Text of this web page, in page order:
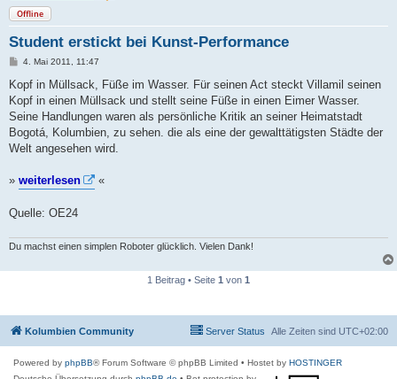
Offline
Student erstickt bei Kunst-Performance
B
i
r
a
4. Mai 2011, 11:47
Kopf in Müllsack, Füße im Wasser. Für seinen Act steckt Villamil seinen
Kopf in einen Müllsack und stellt seine Füße in einen Eimer Wasser.
Seine Handlungen waren als persönliche Kritik an seiner Heimatstadt
Bogotá, Kolumbien, zu sehen. die als eine der gewalttätigsten Städte der
Welt angesehen wird.
» weiterlesen «
Quelle: OE24
Du machst einen simplen Roboter glücklich. Vielen Dank!
1 Beitrag • Seite 1 von 1
Kolumbien Community Alle Zeiten sind UTC+02:00
Server Status
Powered by phpBB® Forum Software © phpBB Limited • Hostet by HOSTINGER